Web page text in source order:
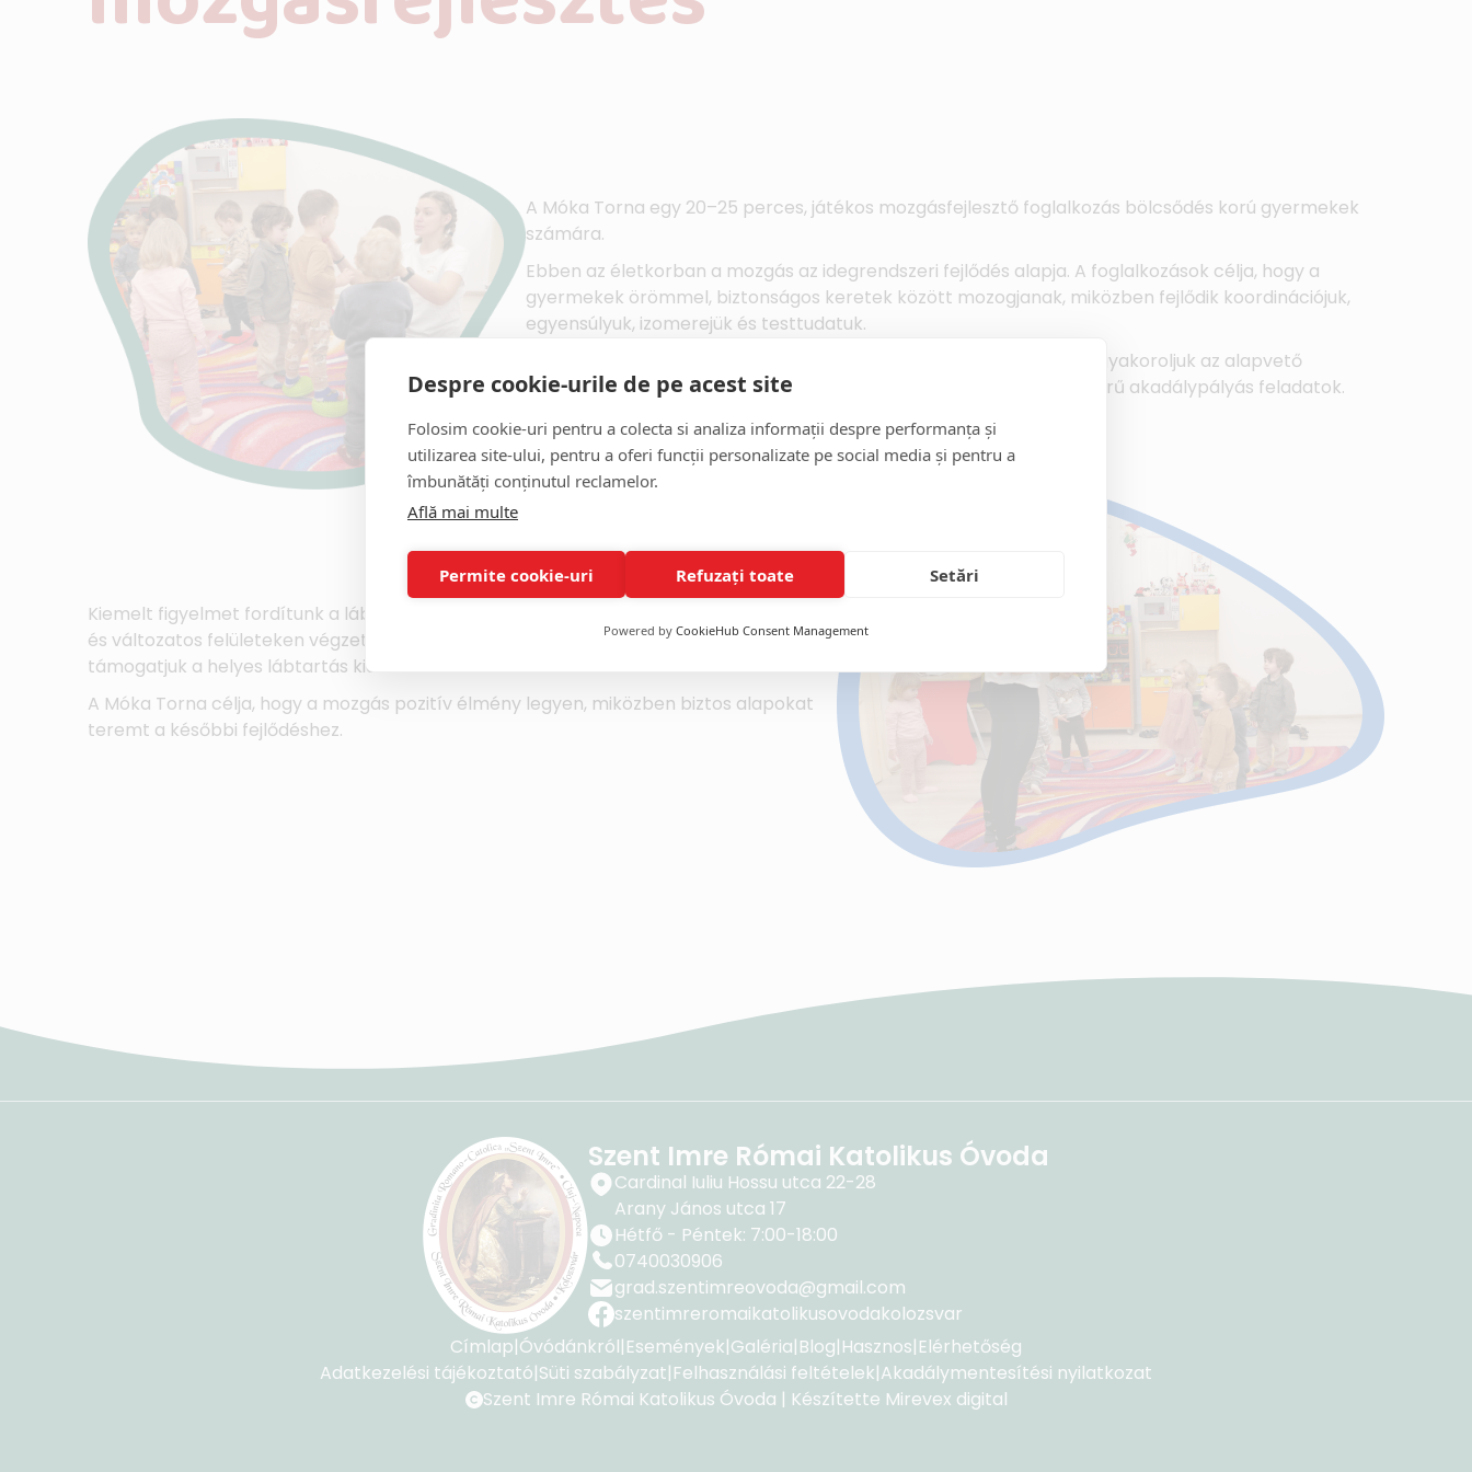
A Móka Torna egy 20–25 perces, játékos mozgásfejlesztő foglalkozás bölcsődés korú gyermekek
számára.
Ebben az életkorban a mozgás az idegrendszeri fejlődés alapja. A foglalkozások célja, hogy a
gyermekek örömmel, biztonságos keretek között mozogjanak, miközben fejlődik koordinációjuk,
egyensúlyuk, izomerejük és testtudatuk.
Az órák énekkel és mondókákkal indulnak, majd játékos formában gyakoroljuk az alapvető
nagymozgásokat: kúszás, mászás, gurulás, egyensúlyozás és egyszerű akadálypályás feladatok.
Kiemelt figyelmet fordítunk a lábfej egészséges fejlődésére is: különböző eszközökkel
és változatos felületeken végzett gyakorlatokkal erősítjük a talpboltozatot és
támogatjuk a helyes lábtartás kialakulását.
A Móka Torna célja, hogy a mozgás pozitív élmény legyen, miközben biztos alapokat
teremt a későbbi fejlődéshez.
Szent Imre Római Katolikus Óvoda
Cardinal Iuliu Hossu utca 22-28
Arany János utca 17
Hétfő - Péntek: 7:00-18:00
0740030906
grad.szentimreovoda@gmail.com
szentimreromaikatolikusovodakolozsvar
Címlap|Óvódánkról|Események|Galéria|Blog|Hasznos|Elérhetőség
Adatkezelési tájékoztató|Süti szabályzat|Felhasználási feltételek|Akadálymentesítési nyilatkozat
Szent Imre Római Katolikus Óvoda | Készítette Mirevex digital
Despre cookie-urile de pe acest site
Folosim cookie-uri pentru a colecta si analiza informații despre performanța și
utilizarea site-ului, pentru a oferi funcții personalizate pe social media și pentru a
îmbunătăți conținutul reclamelor.
Află mai multe
Permite cookie-uri Refuzați toate Setări
Powered by CookieHub Consent Management